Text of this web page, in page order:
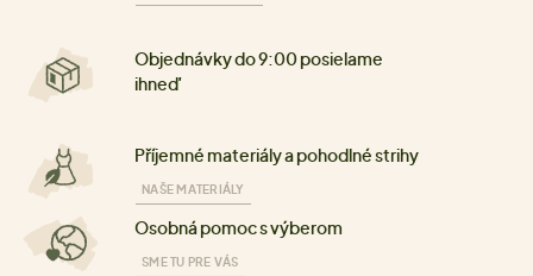
Objednávky do 9:00 posielame
ihneď
Příjemné materiály a pohodlné strihy
NAŠE MATERIÁLY
Osobná pomoc s výberom
SME TU PRE VÁS